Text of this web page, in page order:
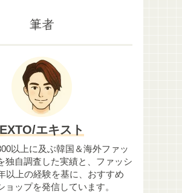
筆者
EXTO/エキスト
以上に及ぶ韓国＆海外ファッ
独自調査した実績と、ファッシ
以上の経験を基に、おすすめ
ョップを発信しています。